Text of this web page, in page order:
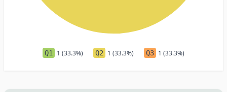
Q1 1 (33.3%) Q2 1 (33.3%) Q3 1 (33.3%)